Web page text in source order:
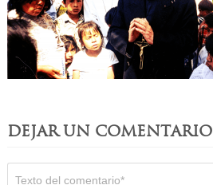
DEJAR UN COMENTARIO